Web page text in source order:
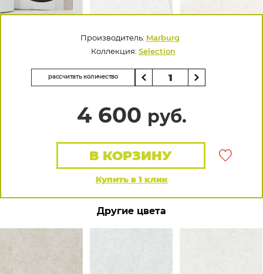
Производитель: Marburg
Коллекция: Selection
рассчитать количество
4 600 руб.
Купить в 1 клик
В КОРЗИНУ
Другие цвета